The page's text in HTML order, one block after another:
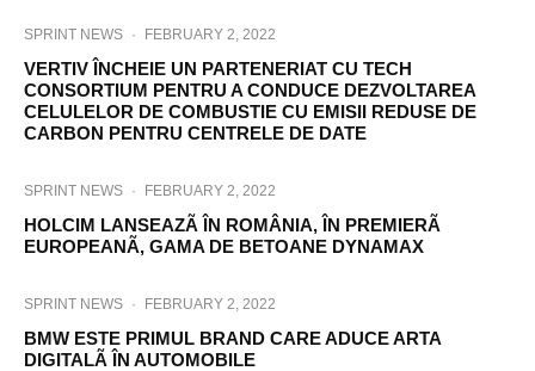
SPRINT NEWS · FEBRUARY 2, 2022
VERTIV ÎNCHEIE UN PARTENERIAT CU TECH
CONSORTIUM PENTRU A CONDUCE DEZVOLTAREA
CELULELOR DE COMBUSTIE CU EMISII REDUSE DE
CARBON PENTRU CENTRELE DE DATE
SPRINT NEWS · FEBRUARY 2, 2022
HOLCIM LANSEAZÃ ÎN ROMÂNIA, ÎN PREMIERÃ
EUROPEANÃ, GAMA DE BETOANE DYNAMAX
SPRINT NEWS · FEBRUARY 2, 2022
BMW ESTE PRIMUL BRAND CARE ADUCE ARTA
DIGITALÃ ÎN AUTOMOBILE